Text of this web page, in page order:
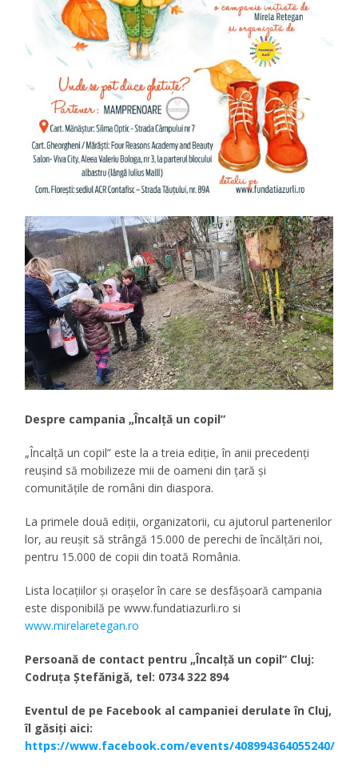
Despre campania „Încalță un copil”
„Încalță un copil” este la a treia ediție, în anii precedenți
reușind să mobilizeze mii de oameni din țară și
comunitățile de români din diaspora.
La primele două ediții, organizatorii, cu ajutorul partenerilor
lor, au reușit să strângă 15.000 de perechi de încălțări noi,
pentru 15.000 de copii din toată România.
Lista locațiilor și orașelor în care se desfășoară campania
este disponibilă pe www.fundatiazurli.ro si
www.mirelaretegan.ro
Persoană de contact pentru „Încalță un copil” Cluj:
Codruța Ștefănigă, tel: 0734 322 894
Eventul de pe Facebook al campaniei derulate în Cluj,
îl găsiți aici:
https://www.facebook.com/events/408994364055240/